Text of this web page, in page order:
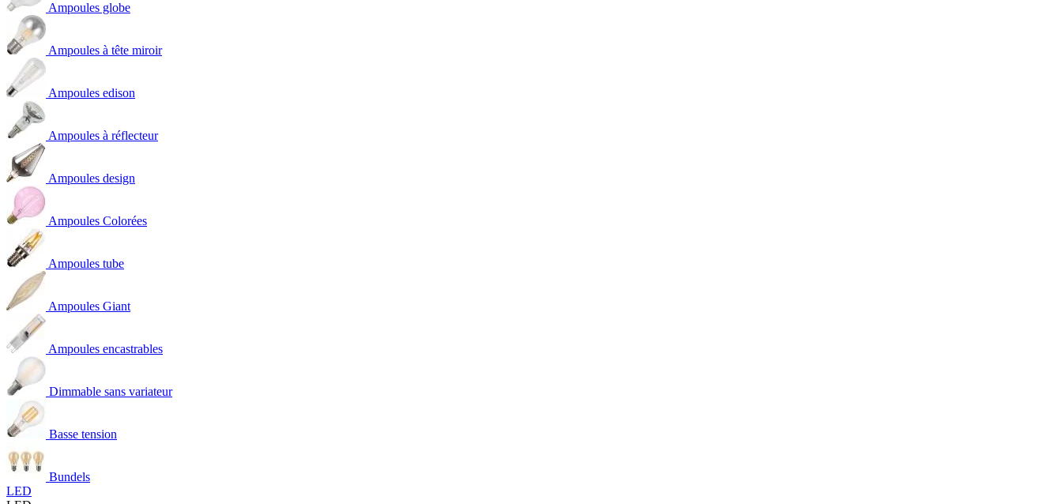
Ampoules globe
Ampoules à tête miroir
Ampoules edison
Ampoules à réflecteur
Ampoules design
Ampoules Colorées
Ampoules tube
Ampoules Giant
Ampoules encastrables
Dimmable sans variateur
Basse tension
Bundels
LED